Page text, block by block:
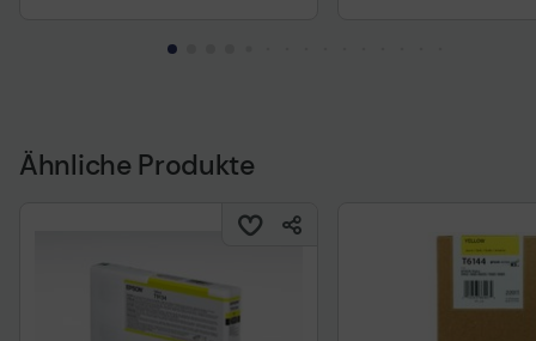
Ähnliche Produkte